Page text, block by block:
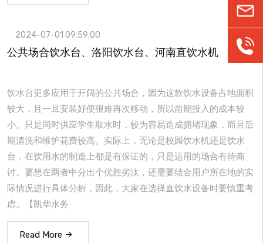
2024-07-01 09:59:00
公共场合饮水台、洛阳饮水台、河南直饮水机
饮水台更多应用于开阔的公共场合，因为这款饮水设备占地面积
较大，且一旦安装好便很难再次移动，所以前期投入的成本较
小。只是同时供应学生取水时，较为容易造成拥堵现象，而且后
期清洗和维护花费较高。实际上，无论是校园饮水机还是饮水
台，在饮用水的制造上都是有保证的，只是运用的场合有待商
讨。要想在两者中分出个优胜劣汰，还需要结合用户所在地的实
际情况进行具体分析，因此，大家在选择直饮水设备时要慎重考
虑。【凯华水务
Read More